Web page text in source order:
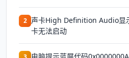
2 声卡High Definition Audio显
卡无法启动